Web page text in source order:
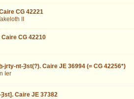
CG 42221
II
CG 42210
jrty-nt-Ȝst(?). Caire JE 36994 (= CG 42256*)
Ier
Caire JE 37382